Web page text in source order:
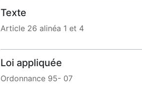
Texte
Article 26 alinéa 1 et 4
Loi appliquée
Ordonnance 95- 07